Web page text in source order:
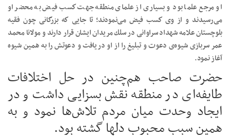
او مرجع علما بود و بسیاری از علمای منطقه جهت كسب فیض به محضر او
می‌رسیدند و از وی كسب فیض می‌نمودند؛ تا جایی كه بزرگانی چون فقیه
بلوچستان علامه شهداد سراوانی در سلك مریدان ایشان قرار دارند و مولانا محمد
عمر سربازی شیوه‌ی دعوت و تبلیغ را از او دریافت و دعوتش را به همین شیوه
آغاز نمود.
حضرت صاحب هم‌چنین در حل اختلافات
طایفه‌ای در منطقه نقش بسزایی داشت و در
ایجاد وحدت میان مردم تلاش‌ها نمود و به
همین سبب محبوب دلها گشته بود.